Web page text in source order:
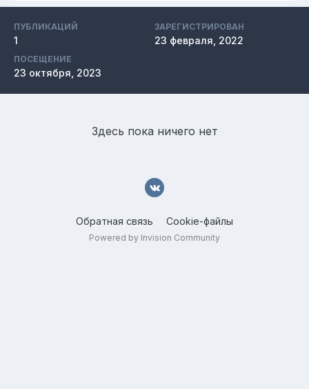
ПУБЛИКАЦИЙ
1
ЗАРЕГИСТРИРОВАН
23 февраля, 2022
ПОСЕЩЕНИЕ
23 октября, 2023
Здесь пока ничего нет
Обратная связь Cookie-файлы
Powered by Invision Community